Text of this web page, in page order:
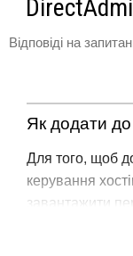
Відповіді на
Як додати
Для того, щоб
керування
завантажити